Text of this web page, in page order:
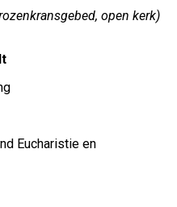
open kerk)
Eucharistie en